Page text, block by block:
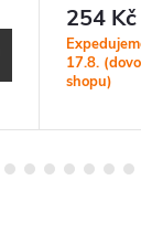
254 Kč
17.8.
shopu)